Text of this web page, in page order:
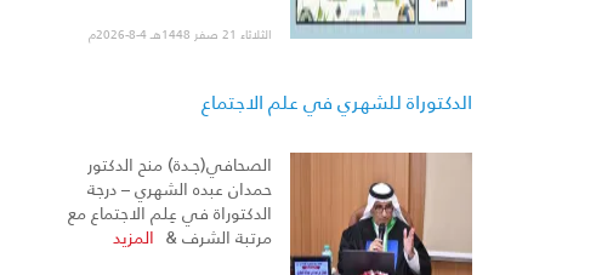
الثلاثاء 21 صفر 1448هـ 4-8-2026م
الدكتوراة للشهري في علم الاجتماع
الصحافي(جـدة) منح الدكتور
حمدان عبده الشهري – درجة
الدكتوراة في عِلم الاجتماع مع
مرتبة الشرف & المزيد